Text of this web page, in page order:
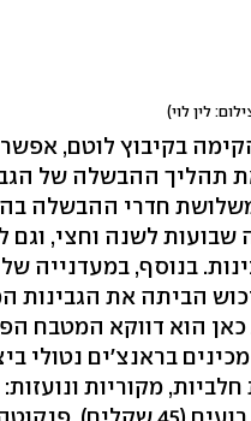
לין לוי)
בקיבוץ לוטם,
תהליך ההבשלה של
חדרי ההבשלה
שבועות לשנה וחצי,
בנוסף, במעדנייה
הביתה את הגבינות
הוא דווקא המטבח
בראנצ'ים נטולי
מקוריות